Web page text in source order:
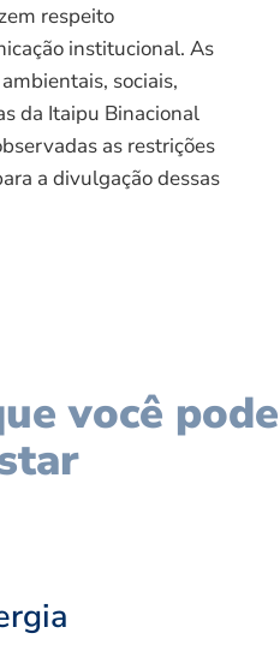
respeito
institucional. As
sociais,
da Itaipu Binacional
as restrições
a divulgação dessas
você pode